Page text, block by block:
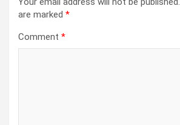
are marked *
Comment *